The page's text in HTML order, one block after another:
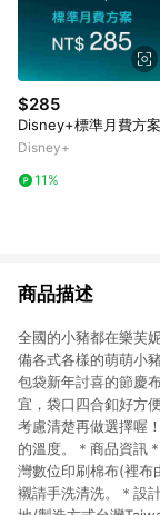
$285
Disney+標準月費方案
Disney+
11%
商品描述
全國的小豬都在樂芙
備各式各樣的萌萌小
包袋新年討喜的節慶
宜，袋口四合釦好方
考慮清楚再做選擇喔
的溫度。＊商品資訊
灣數位印刷棉布(裡布
襯請手洗清洗。＊設